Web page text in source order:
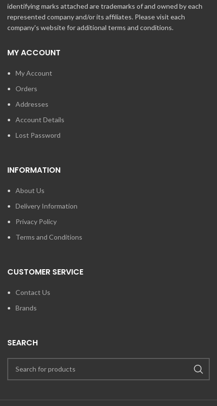
identifying marks attached are trademarks of and owned by each
represented company and/or its affiliates. Please visit each
company's website for additional terms and conditions.
MY ACCOUNT
My Account
Orders
Addresses
Account Details
Lost Password
INFORMATION
About Us
Delivery Information
Privacy Policy
Terms and Conditions
CUSTOMER SERVICE
Contact Us
Brands
SEARCH